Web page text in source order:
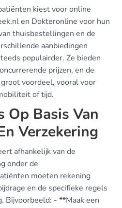
kiest voor online
en Dokteronline voor hun
thuisbestellingen en de
aanbiedingen
populairder. Ze bieden
prijzen, en de
voordeel, vooral voor
of tijd.
Op Basis Van
Verzekering
afhankelijk van de
onder de
moeten rekening
en de specifieke regels
Bijvoorbeeld: - **Maak een